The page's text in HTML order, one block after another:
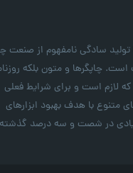
سادگی نامفهوم از صنعت
است. چاپگرها و متون بلکه
لازم است و برای شرایط فعلی
متنوع با هدف بهبود ابزارهای
در شصت و سه درصد گذشته